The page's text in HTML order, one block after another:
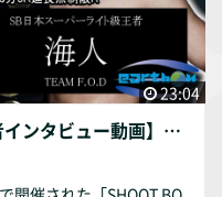
ーンピクチャー)及び素
オン迄お問い合わせく
23:04
【ノーカット試合映像&勝利者インタビュー動画】 SHOOT BOXING 2018 act.2 海人 vs 不可思